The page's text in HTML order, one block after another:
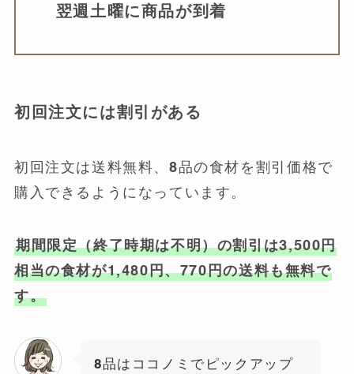
翌週土曜に商品が到着
初回注文には割引がある
初回注文は送料無料、8品の食材を割引価格で
購入できるようになっています。
期間限定（終了時期は不明）の割引は3,500円
相当の食材が1,480円、770円の送料も無料で
す。
8品はココノミでピックアップ